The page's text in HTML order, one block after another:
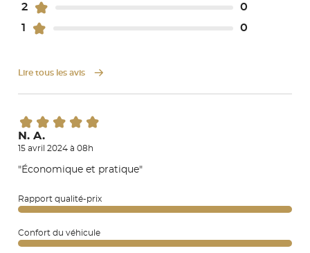
2
0
1
0
Lire tous les avis
N. A.
15 avril 2024 à 08h
"Économique et pratique"
Rapport qualité-prix
Confort du véhicule